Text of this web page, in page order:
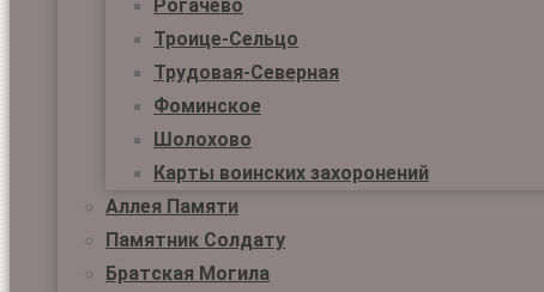
Рогачёво
Троице-Сельцо
Трудовая-Северная
Фоминское
Шолохово
Карты воинских захоронений
Аллея Памяти
Памятник Солдату
Братская Могила